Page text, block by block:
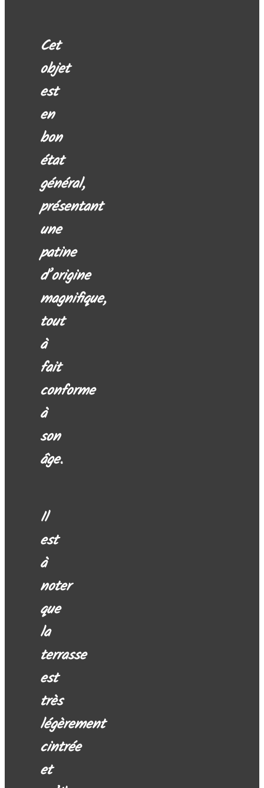
Cet
objet
est
en
bon
état
général,
présentant
une
patine
d’origine
magnifique,
tout
à
fait
conforme
à
son
âge.
Il
est
à
noter
que
la
terrasse
est
très
légèrement
cintrée
et